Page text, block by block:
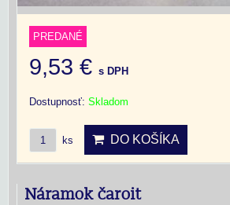
PREDANÉ
9,53 € s DPH
Dostupnosť: Skladom
ks DO KOŠÍKA
Náramok čaroit